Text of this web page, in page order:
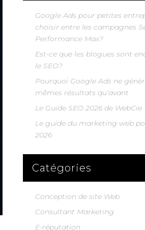
Google Ads pour petites
choisir entre les campagnes
Performance Max?
Est-ce que les blogues sont
le SEO?
Pourquoi Google Ads ne
mêmes résultats qu’avant
Le Guide SEO 2026 de WebCie
Le guide du marketing web
2026
Catégories
Conception de site Web
Consultant Marketing
E-réputation